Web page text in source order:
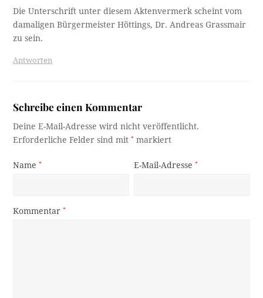
Die Unterschrift unter diesem Aktenvermerk scheint vom
damaligen Bürgermeister Höttings, Dr. Andreas Grassmair
zu sein.
Antworten
Schreibe einen Kommentar
Deine E-Mail-Adresse wird nicht veröffentlicht.
Erforderliche Felder sind mit* markiert
Name* E-Mail-Adresse*
Kommentar*